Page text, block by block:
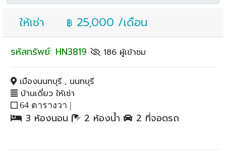
ให้เช่า ฿ 25,000 /เดือน
รหัสทรัพย์: HN3819 186 ผู้เข้าชม
เมืองนนทบุรี , นนทบุรี
บ้านเดี่ยว ให้เช่า
64 ตารางวา |
3 ห้องนอน 2 ห้องน้ำ 2 ที่จอดรถ